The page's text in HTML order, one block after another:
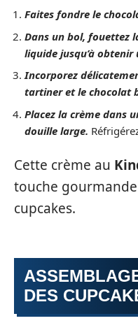
Faites fondre le
Dans un bol, fouettez
liquide jusqu’à
Incorporez
tartiner et le chocolat
Placez la crème dans
douille large.
Cette crème au
touche
cupcakes.
DES